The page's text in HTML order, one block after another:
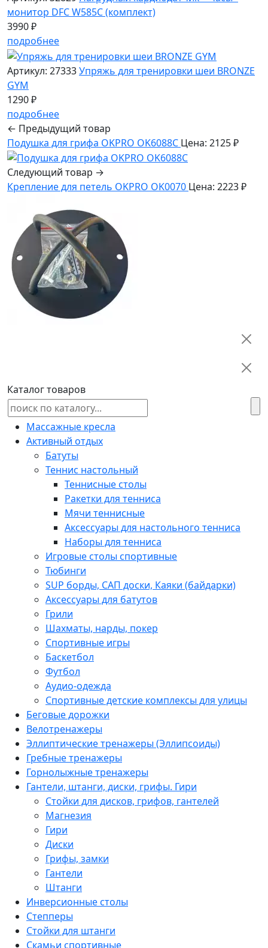
монитор DFC W585C (комплект)
3990 ₽
подробнее
Артикул: 27333Упряжь для тренировки шеи BRONZE
GYM
1290 ₽
подробнее
← Предыдущий товар
Подушка для грифа OKPRO OK6088C Цена: 2125 ₽
Следующий товар →
Крепление для петель OKPRO OK0070 Цена: 2223 ₽
Каталог товаров
Массажные кресла
Активный отдых
Батуты
Теннис настольный
Теннисные столы
Ракетки для тенниса
Мячи теннисные
Аксессуары для настольного тенниса
Наборы для тенниса
Игровые столы спортивные
Тюбинги
SUP борды, САП доски, Каяки (байдарки)
Аксессуары для батутов
Грили
Шахматы, нарды, покер
Спортивные игры
Баскетбол
Футбол
Аудио-одежда
Спортивные детские комплексы для улицы
Беговые дорожки
Велотренажеры
Эллиптические тренажеры (Эллипсоиды)
Гребные тренажеры
Горнолыжные тренажеры
Гантели, штанги, диски, грифы. Гири
Стойки для дисков, грифов, гантелей
Магнезия
Гири
Диски
Грифы, замки
Гантели
Штанги
Инверсионные столы
Степперы
Стойки для штанги
Скамьи спортивные